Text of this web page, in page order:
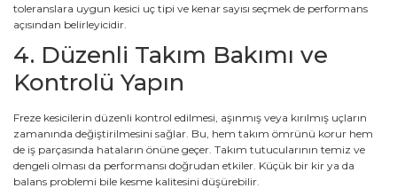
toleranslara uygun kesici uç tipi ve kenar sayısı seçmek de performans
açısından belirleyicidir.
4. Düzenli Takım Bakımı ve
Kontrolü Yapın
Freze kesicilerin düzenli kontrol edilmesi, aşınmış veya kırılmış uçların
zamanında değiştirilmesini sağlar. Bu, hem takım ömrünü korur hem
de iş parçasında hataların önüne geçer. Takım tutucularının temiz ve
dengeli olması da performansı doğrudan etkiler. Küçük bir kir ya da
balans problemi bile kesme kalitesini düşürebilir.